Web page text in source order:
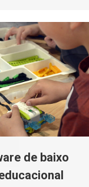
de baixo